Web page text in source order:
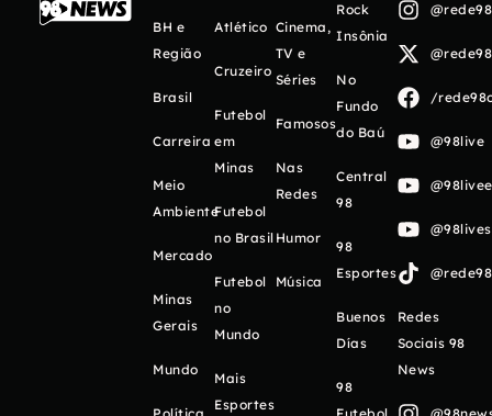
BH e
Região
Brasil
Carreira
Meio
Ambiente
Mercado
Minas
Gerais
Mundo
Atlético
Cruzeiro
Futebol
em
Minas
Futebol
no Brasil
Futebol
no
Mundo
Mais
Esportes
Cinema,
TV e
Séries
Famosos
Nas
Redes
Humor
Música
Rock
Insônia
No
Fundo
do Baú
Central
98
98
Esportes
Buenos
Días
98
/
@98live
Redes
Sociais 98
News